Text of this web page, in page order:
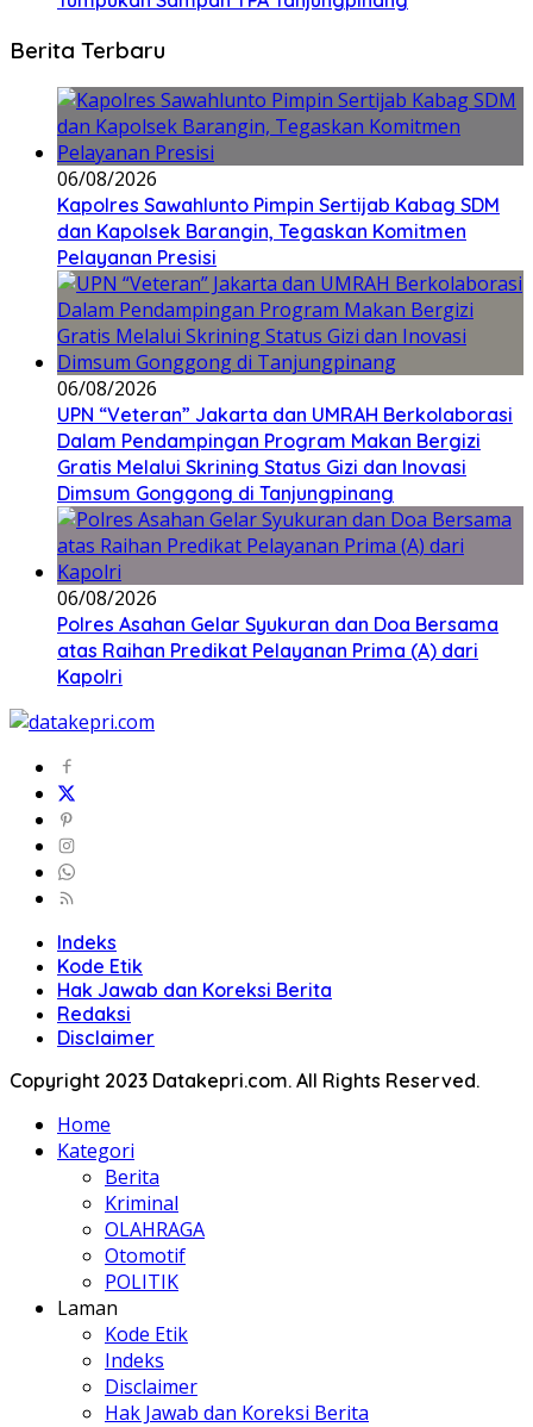
Berita Terbaru
06/08/2026
Kapolres Sawahlunto Pimpin Sertijab Kabag SDM
dan Kapolsek Barangin, Tegaskan Komitmen
Pelayanan Presisi
06/08/2026
UPN “Veteran” Jakarta dan UMRAH Berkolaborasi
Dalam Pendampingan Program Makan Bergizi
Gratis Melalui Skrining Status Gizi dan Inovasi
Dimsum Gonggong di Tanjungpinang
06/08/2026
Polres Asahan Gelar Syukuran dan Doa Bersama
atas Raihan Predikat Pelayanan Prima (A) dari
Kapolri
Indeks
Kode Etik
Hak Jawab dan Koreksi Berita
Redaksi
Disclaimer
Copyright 2023 Datakepri.com. All Rights Reserved.
Home
Kategori
Berita
Kriminal
OLAHRAGA
Otomotif
POLITIK
Laman
Kode Etik
Indeks
Disclaimer
Hak Jawab dan Koreksi Berita